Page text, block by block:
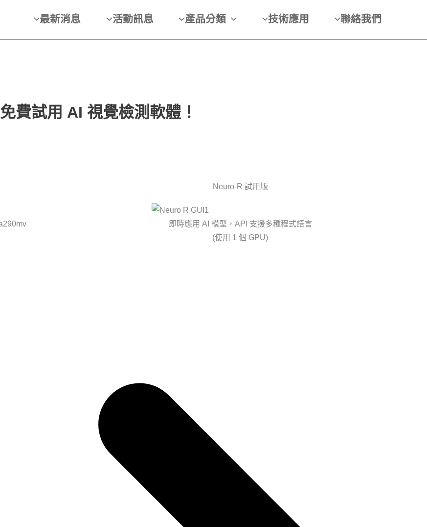
最新消息 活動訊息 產品分類 技術應用 聯絡我們
免費試用 AI 視覺檢測軟體！
Neuro-R 試用版
即時應用 AI 模型，API 支援多種程式語言
(使用 1 個 GPU)